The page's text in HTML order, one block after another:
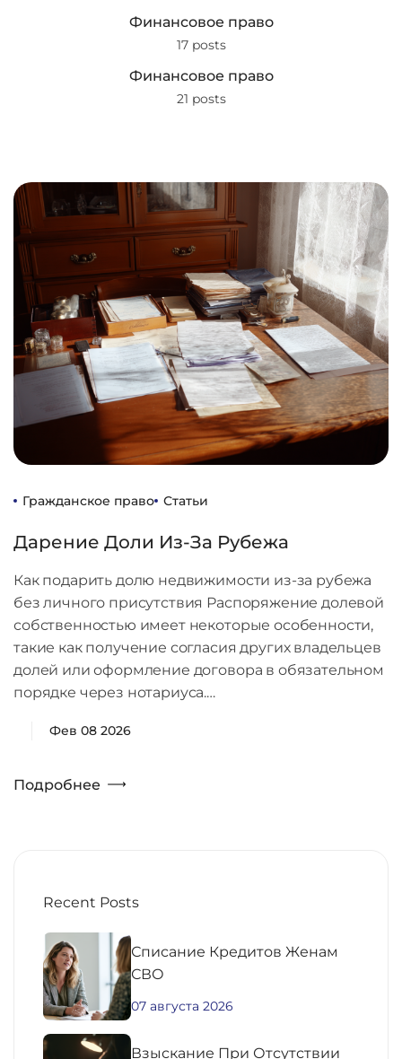
Финансовое право
17 posts
Финансовое право
21 posts
Гражданское право Статьи
Дарение Доли Из-За Рубежа
Как подарить долю недвижимости из-за рубежа
без личного присутствия Распоряжение долевой
собственностью имеет некоторые особенности,
такие как получение согласия других владельцев
долей или оформление договора в обязательном
порядке через нотариуса.…
Фев 08 2026
Подробнее
Recent Posts
Списание Кредитов Женам
СВО
07 августа 2026
Взыскание При Отсутствии